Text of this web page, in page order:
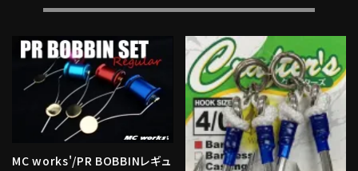
MC works'/PR BOBBINレギュ